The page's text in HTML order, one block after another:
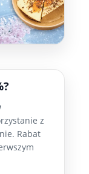
z
Rabat